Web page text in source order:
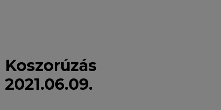
Koszorúzás
2021.06.09.